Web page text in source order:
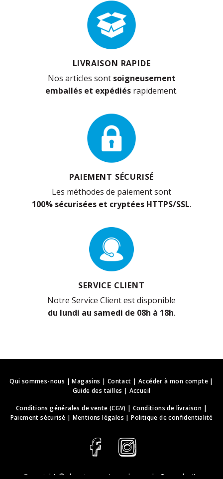
LIVRAISON RAPIDE
Nos articles sont soigneusement
emballés et expédiés rapidement.
PAIEMENT SÉCURISÉ
Les méthodes de paiement sont
100% sécurisées et cryptées HTTPS/SSL.
SERVICE CLIENT
Notre Service Client est disponible
du lundi au samedi de 08h à 18h.
Qui sommes-nous |Magasins | Contact | Accéder à mon compte|
Guide des tailles | Accueil
Conditions générales de vente (CGV) |Conditions de livraison |
Paiement sécurisé | Mentions légales |Politique de confidentialité
Copyright © deguisements-cadeaux.ch . Tous droits